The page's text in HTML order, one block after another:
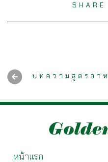
บทความสูตรอา
หน้าแรก